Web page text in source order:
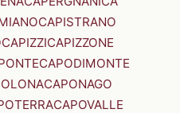
CAPISTRANO
CAPIZZICAPIZZONE
CAPODIMONTE
CAPONAGO
CAPOVALLE